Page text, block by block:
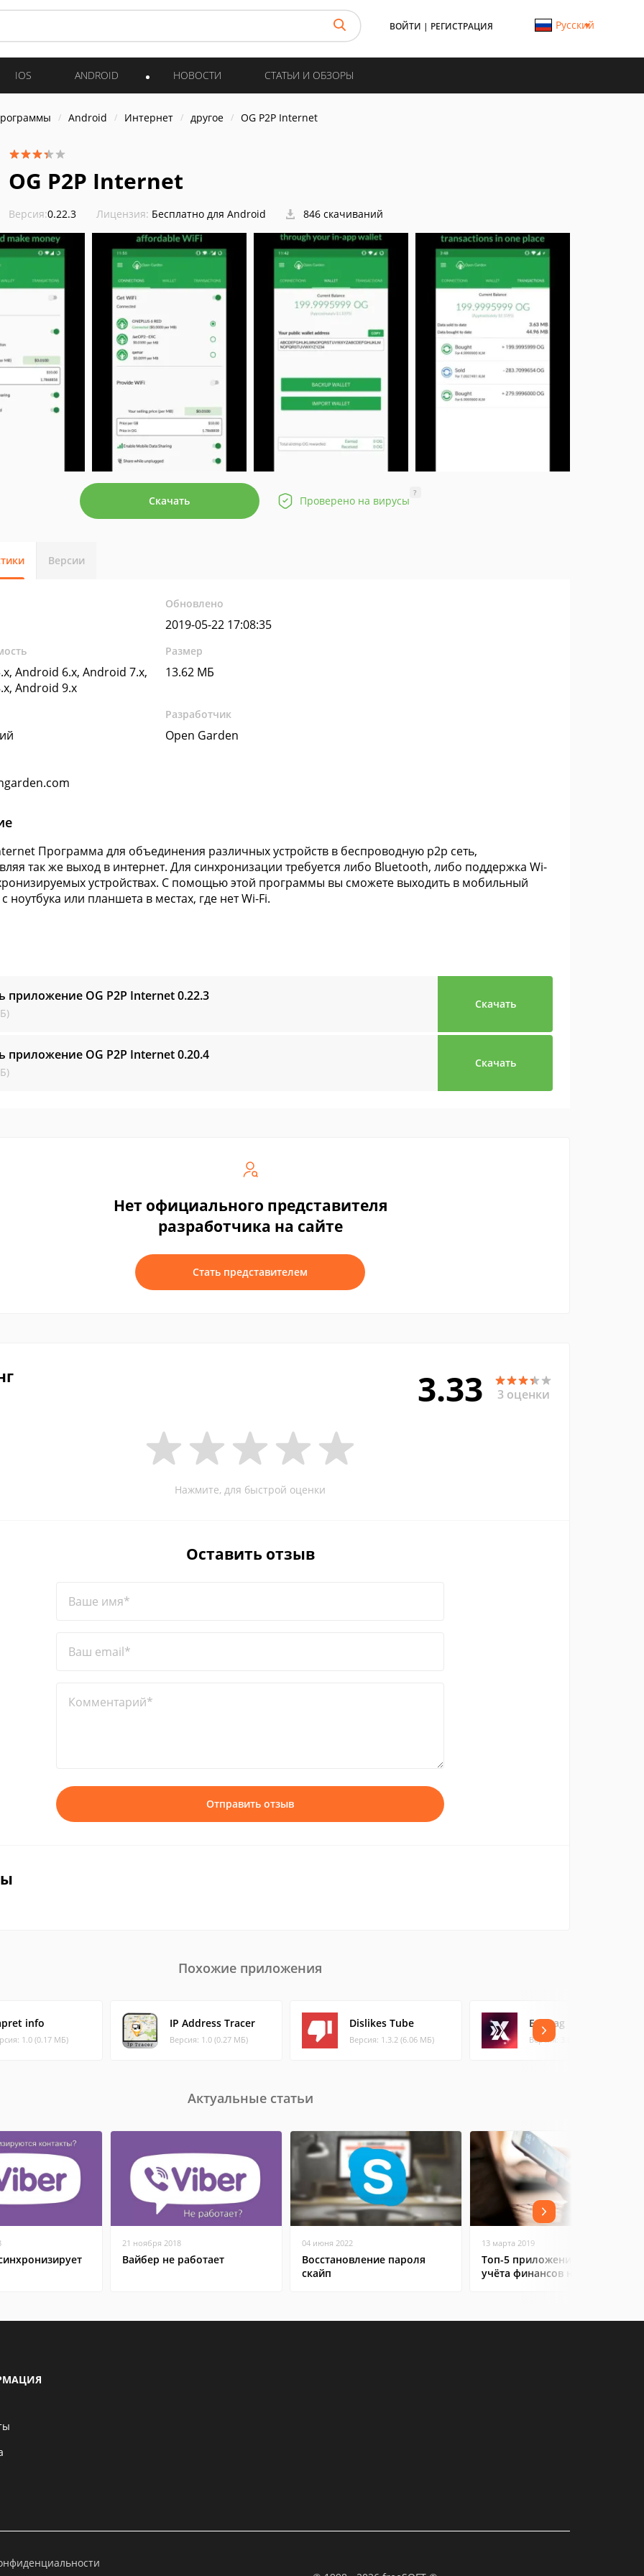
ВОЙТИ | РЕГИСТРАЦИЯ Русский
IOS ANDROID НОВОСТИ СТАТЬИ И ОБЗОРЫ
Android Интернет другое OG P2P Internet
OG P2P Internet
Версия:0.22.3 Лицензия: Бесплатно для Android 846 скачиваний
Скачать Проверено на вирусы
?
Версии
Обновлено
2019-05-22 17:08:35
Android 6.x, Android 7.x,
Android 9.x
Размер
13.62 МБ
Разработчик
Open Garden
Программа для объединения различных устройств в беспроводную р2р сеть,
так же выход в интернет. Для синхронизации требуется либо Bluetooth, либо поддержка Wi-
устройствах. С помощью этой программы вы сможете выходить в мобильный
ноутбука или планшета в местах, где нет Wi-Fi.
приложение OG P2P Internet0.22.3
Скачать
приложение OG P2P Internet0.20.4
Скачать
Нет официального представителя
разработчика на сайте
Стать представителем
3.33 3 оценки
Нажмите, для быстрой оценки
Оставить отзыв
Ваше имя*
Ваш email*
Комментарий*
Отправить отзыв
Похожие приложения
info
1.0 (0.17 МБ)
IP Address Tracer
Версия: 1.0 (0.27 МБ)
Dislikes Tube
Версия: 1.3.2 (6.06 МБ)
ExitLag
Версия: 3.6.9 (54.85 МБ)
Актуальные статьи
21 ноября 2018
Вайбер не работает
04 июня 2022
Восстановление пароля
скайп
13 марта 2019
Топ-5 приложений для
учёта финансов на Android